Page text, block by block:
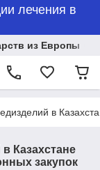
лечения в
из Европы
в
Казахстане
закупок